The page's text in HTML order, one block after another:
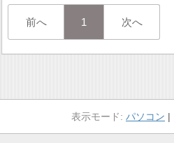
前へ 1 次へ
パソコン